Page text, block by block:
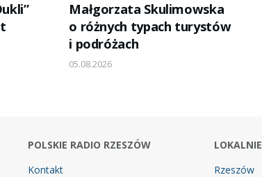
Małgorzata Skulimowska
o różnych typach turystów
i podróżach
05.08.2026
POLSKIE RADIO RZESZÓW
Kontakt
LOKALNIE
Rzeszów